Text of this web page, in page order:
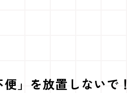
」を放置しないで！